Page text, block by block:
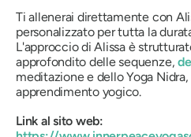
Ti allenerai direttamente con
personalizzato per tutta la
L'approccio di Alissa è
approfondito delle sequenze,
meditazione e dello Yoga
apprendimento yogico.
Link al sito web: